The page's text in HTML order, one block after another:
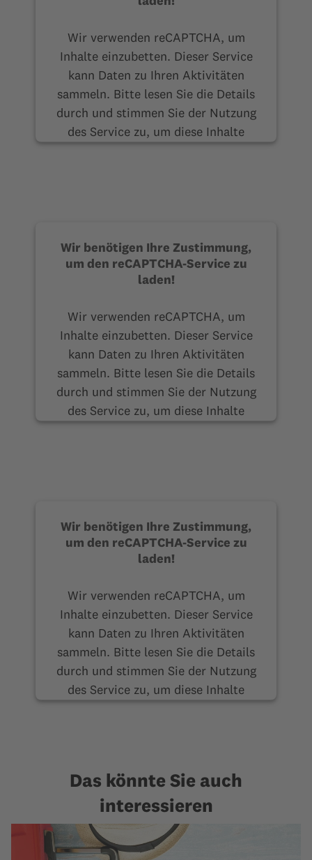
Wir verwenden reCAPTCHA, um
Inhalte einzubetten. Dieser Service
kann Daten zu Ihren Aktivitäten
sammeln. Bitte lesen Sie die Details
durch und stimmen Sie der Nutzung
des Service zu, um diese Inhalte
Wir benötigen Ihre Zustimmung,
um den reCAPTCHA-Service zu
laden!
Wir verwenden reCAPTCHA, um
Inhalte einzubetten. Dieser Service
kann Daten zu Ihren Aktivitäten
sammeln. Bitte lesen Sie die Details
durch und stimmen Sie der Nutzung
des Service zu, um diese Inhalte
Wir benötigen Ihre Zustimmung,
um den reCAPTCHA-Service zu
laden!
Wir verwenden reCAPTCHA, um
Inhalte einzubetten. Dieser Service
kann Daten zu Ihren Aktivitäten
sammeln. Bitte lesen Sie die Details
durch und stimmen Sie der Nutzung
des Service zu, um diese Inhalte
Akzeptieren
Das könnte Sie auch
interessieren